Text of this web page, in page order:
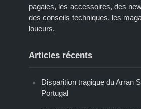
pagaies, les accessoires, des
des conseils techniques, les
loueurs.
Articles récents
Disparition tragique du Arran
Portugal